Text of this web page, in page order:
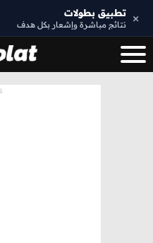
× تطبيق بطولات
نتائج مباشرة وإشعار بكل هدف